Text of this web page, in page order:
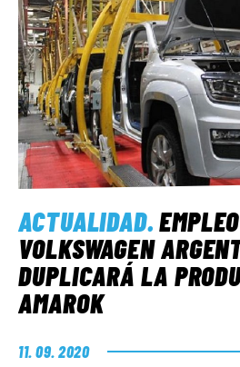
ACTUALIDAD.
VOLKSWAGEN
DUPLICARÁ LA
AMAROK
11. 09. 2020